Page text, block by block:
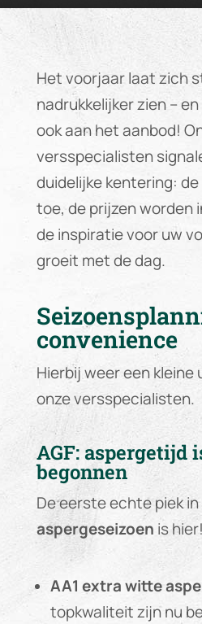
Het voorjaar laat zich
nadrukkelijker zien –
ook aan het aanbod!
versspecialisten
duidelijke kentering:
toe, de prijzen worden
de inspiratie voor uw
groeit met de dag.
convenience
Hierbij weer een kleine
onze versspecialisten.
AGF: aspergetijd
begonnen
De eerste echte piek
aspergeseizoen is hier!
AA1 extra witte
topkwaliteit zijn nu